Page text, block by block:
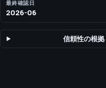
最終確認日
2026-06
信頼性の根拠